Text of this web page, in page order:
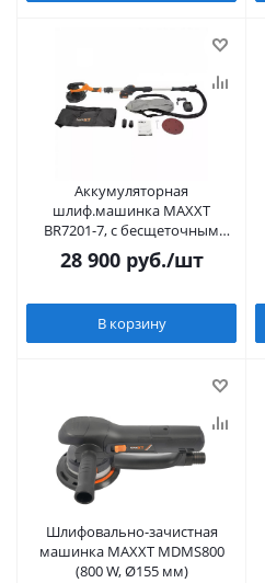
Аккумуляторная
шлиф.машинка MAXXT
BR7201-7, с бесщеточным
мотором, 20V/4.0A
28 900руб./шт
В корзину
Шлифовально-зачистная
машинка MAXXT MDMS800
(800 W, Ø155 мм)